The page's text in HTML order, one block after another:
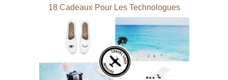
18 Cadeaux Pour Les Technologues